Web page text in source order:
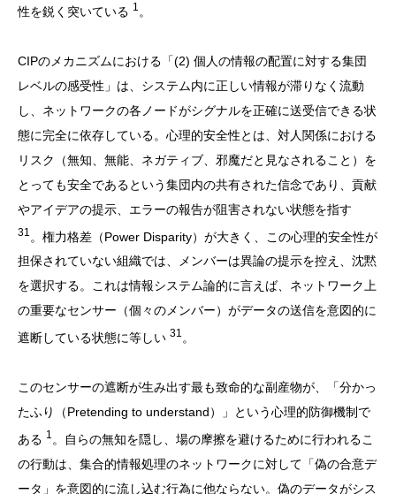
性を鋭く突いている 1 。
CIPのメカニズムにおける「(2) 個人の情報の配置に対する集団
レベルの感受性」は、システム内に正しい情報が滞りなく流動
し、ネットワークの各ノードがシグナルを正確に送受信できる状
態に完全に依存している。心理的安全性とは、対人関係における
リスク（無知、無能、ネガティブ、邪魔だと見なされること）を
とっても安全であるという集団内の共有された信念であり、貢献
やアイデアの提示、エラーの報告が阻害されない状態を指す
31 。権力格差（Power Disparity）が大きく、この心理的安全性が
担保されていない組織では、メンバーは異論の提示を控え、沈黙
を選択する。これは情報システム論的に言えば、ネットワーク上
の重要なセンサー（個々のメンバー）がデータの送信を意図的に
遮断している状態に等しい 31 。
このセンサーの遮断が生み出す最も致命的な副産物が、「分かっ
たふり（Pretending to understand）」という心理的防御機制で
ある 1 。自らの無知を隠し、場の摩擦を避けるために行われるこ
の行動は、集合的情報処理のネットワークに対して「偽の合意デ
ータ」を意図的に流し込む行為に他ならない。偽のデータがシス